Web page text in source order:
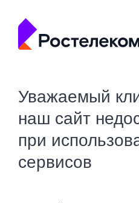
Уважаемый
наш сайт
при
сервисов